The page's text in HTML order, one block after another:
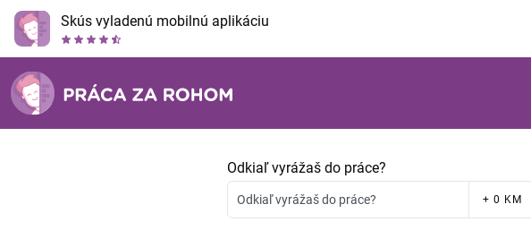
Skús vyladenú mobilnú aplikáciu
Odkiaľ vyrážaš do práce?
Odkiaľ vyrážaš do práce? + 0 KM